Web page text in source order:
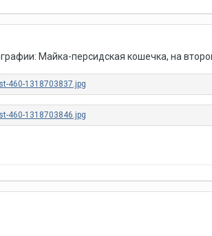
Майка-персидская кошечка, на